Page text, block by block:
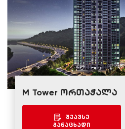
M Tower ორთაჭალა
შეავსე
განაცხადი